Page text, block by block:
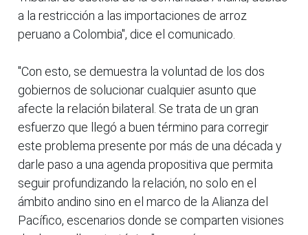
a la restricción a las importaciones de arroz
peruano a Colombia", dice el comunicado.
"Con esto, se demuestra la voluntad de los dos
gobiernos de solucionar cualquier asunto que
afecte la relación bilateral. Se trata de un gran
esfuerzo que llegó a buen término para corregir
este problema presente por más de una década y
darle paso a una agenda propositiva que permita
seguir profundizando la relación, no solo en el
ámbito andino sino en el marco de la Alianza del
Pacífico, escenarios donde se comparten visiones